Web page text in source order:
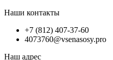
Наши контакты
+7 (812) 407-37-60
4073760@vsenasosy.pro
Наш адрес